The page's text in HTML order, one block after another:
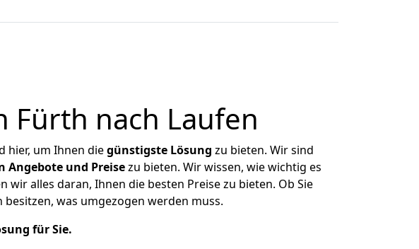
Fürth nach Laufen
hier, um Ihnen diegünstigste Lösung zu bieten. Wir sind
Angebote und Preisezu bieten. Wir wissen, wie wichtig es
alles daran, Ihnen die besten Preise zu bieten. Ob Sie
was umgezogen werden muss.
für Sie.